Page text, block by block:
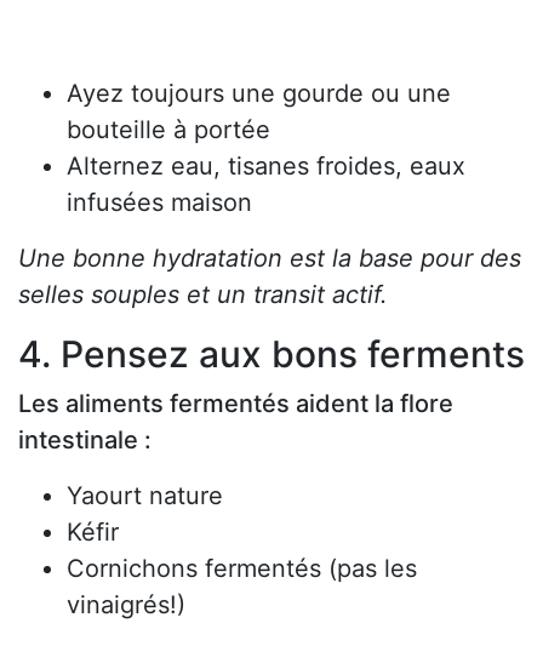
Ayez toujours une gourde ou une
bouteille à portée
Alternez eau, tisanes froides, eaux
infusées maison
Une bonne hydratation est la base pour des
selles souples et un transit actif.
4. Pensez aux bons ferments
Les aliments fermentés aident la flore
intestinale :
Yaourt nature
Kéfir
Cornichons fermentés (pas les
vinaigrés!)